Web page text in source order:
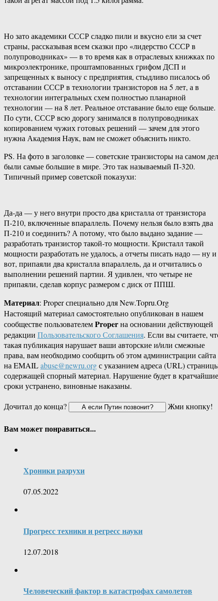
Но зато академики СССР сладко пили и вкусно ели за счет
страны, рассказывая всем сказки про «лидерство СССР в
полупроводниках» — в то время как в отраслевых книжках по
микроэлектронике, проштампованных грифом ДСП и
запрещенных к выносу с предприятия, стыдливо писалось об
отставании СССР в технологии транзисторов на 5 лет, а в
технологии интегральных схем полностью планарной
технологии — на 8 лет. Реальное отставание было еще больше.
По сути, СССР всю дорогу занимался в полупроводниках
копированием чужих готовых решений — зачем для этого
нужна Академия Наук, вам не сможет объяснить никто.
PS. На фото в заголовке — советские транзисторы на самом
были самые большие в мире. Это так называемый П-320.
Типичный пример советской показухи:
Да-да — у него внутри просто два кристалла от транзистора
П-210, включенные впараллель. Почему нельзя было взять два
П-210 и соединить? А потому, что было выдано задание —
разработать транзистор такой-то мощности. Кристалл такой
мощности разработать не удалось, а отчеты писать надо — ну и
вот, припаяли два кристалла впараллель, да и отчитались о
выполнении решений партии. Я удивлен, что четыре не
припаяли, сделав корпус размером с диск от ППШ.
Материал: Proper специально для New.Topru.Org
Настоящий материал самостоятельно опубликован в нашем
сообществе пользователемProperна основании действующей
редакции Пользовательского Соглашения. Если вы считаете,
такая публикация нарушает ваши авторские и/или смежные
права, вам необходимо сообщить об этом администрации сайта
на EMAILabuse@newru.orgс указанием адреса (URL)
содержащей спорный материал. Нарушение будет в кратчайшие
сроки устранено, виновные наказаны.
Дочитал до конца?
Жми кнопку!
Вам может понравиться...
Хроники разрухи
07.05.2022
Прогресс техники и регресс науки
12.07.2018
Человеческий фактор в катастрофах самолетов